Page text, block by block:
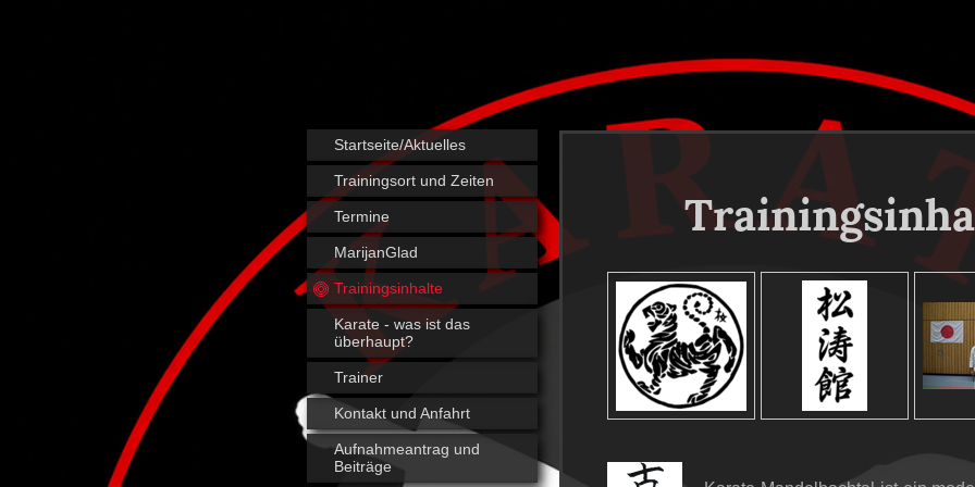
Startseite/Aktuelles
Trainingsort und Zeiten
Termine
MarijanGlad
Trainingsinhalte
Karate - was ist das
überhaupt?
Trainer
Kontakt und Anfahrt
Aufnahmeantrag und
Beiträge